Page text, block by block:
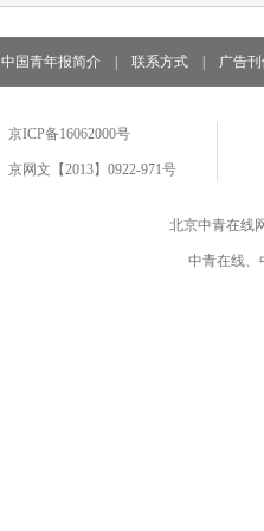
中国青年报简介 联系方式 广告刊
京ICP备16062000号
京网文【2013】0922-971号
北京中青在线
中青在线、